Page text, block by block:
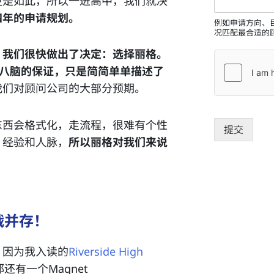
的申请规划。
们很快做出了决定：选择丽格。
脑的保证，只是简简单单描述了
对顾问公司的大部分预期。
会格式化，走流程，很难有个性
验和人脉， 所以丽格对我们来说
存！
为我入读的Riverside High
还有一个Magnet
例如申请方向、
况匹配最合适的
提交